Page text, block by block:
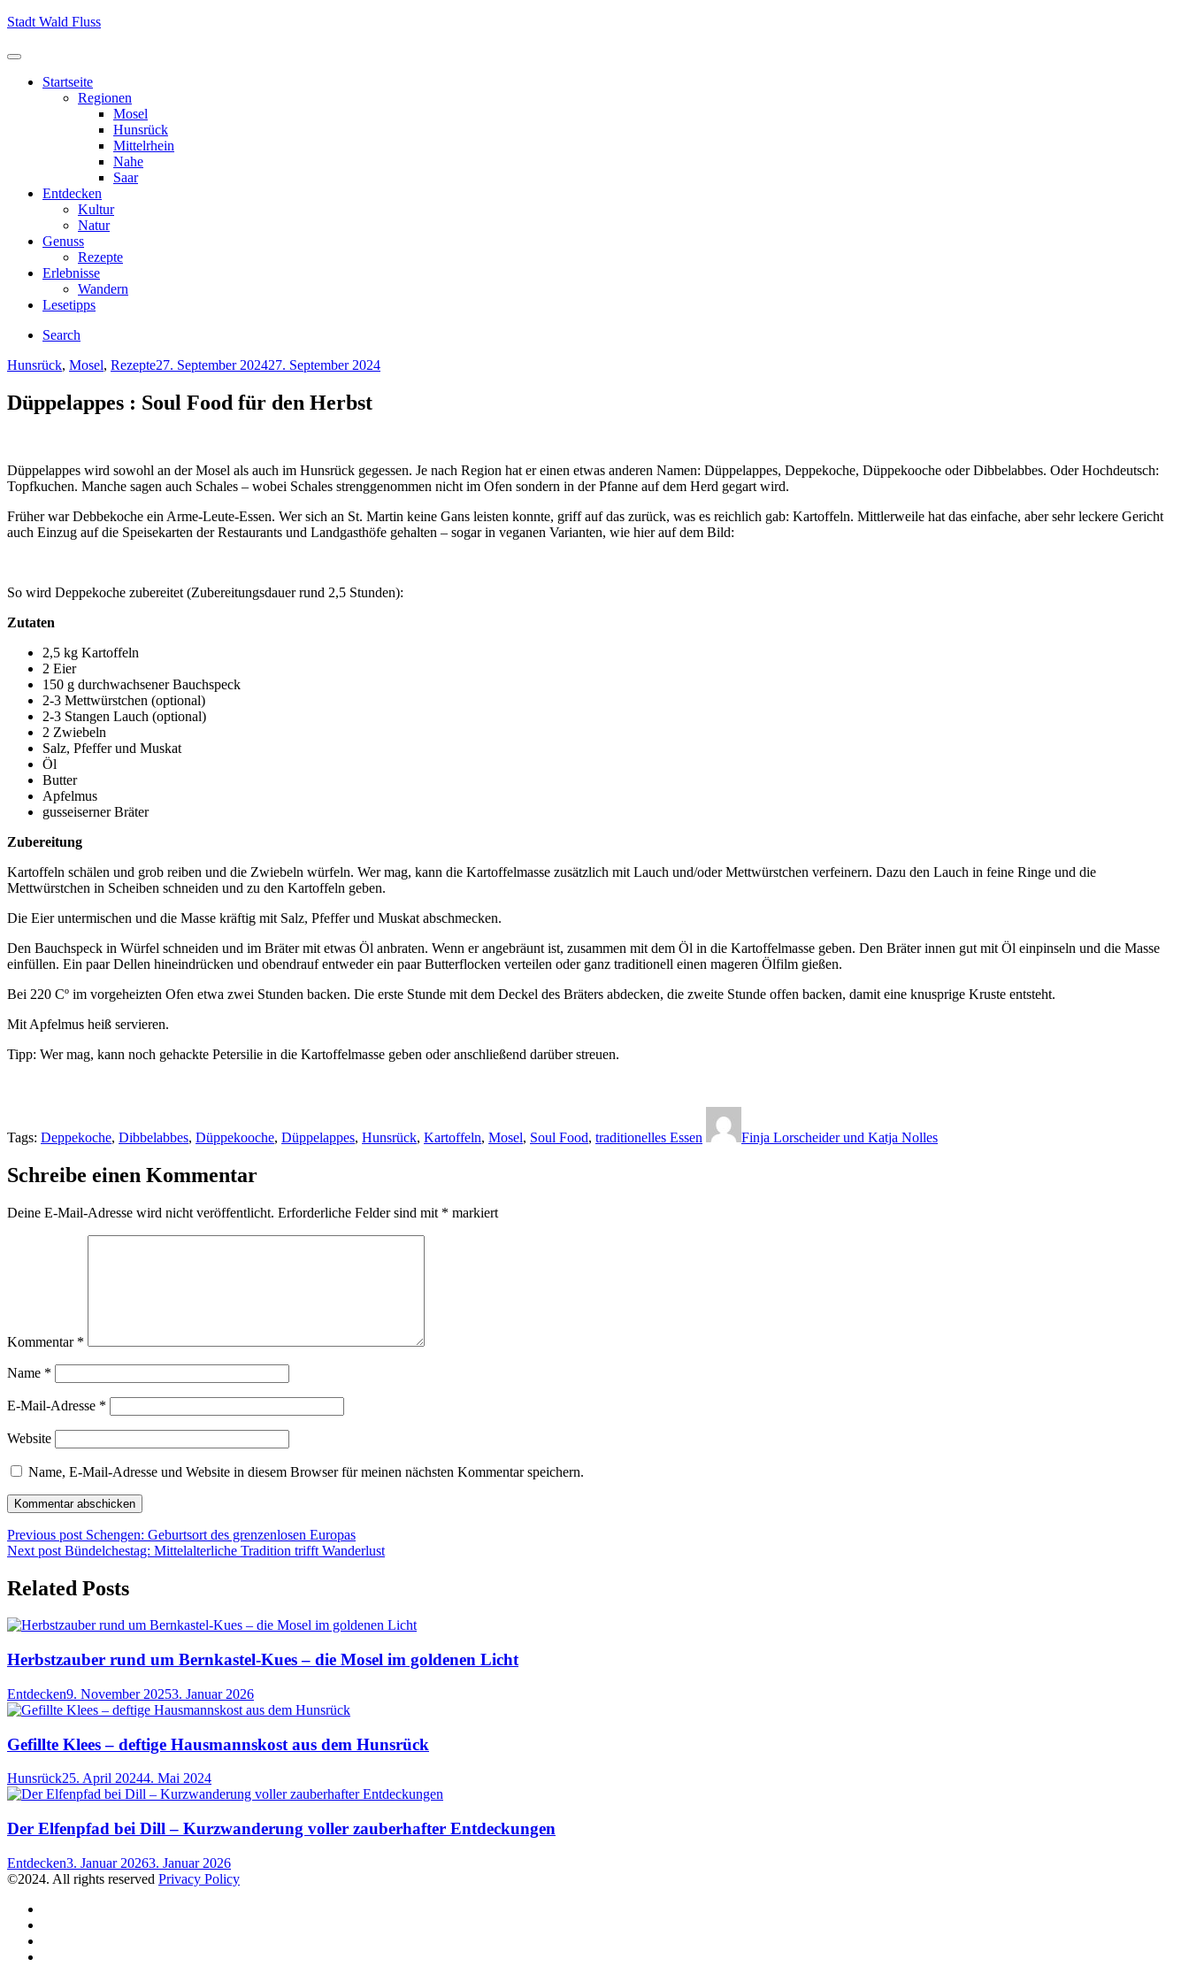
Skip
content
Stadt Wald Fluss
Menu
Startseite
Regionen
Mosel
Hunsrück
Mittelrhein
Nahe
Saar
Entdecken
Kultur
Natur
Genuss
Rezepte
Erlebnisse
Wandern
Lesetipps
Search
Categories
Hunsrück, Mosel, RezeptePosted
27. September 202427. September 2024
Düppelappes : Soul Food für den Herbst
Düppelappes wird sowohl an der Mosel als auch im Hunsrück gegessen. Je nach Region hat er einen etwas anderen Namen: Düppelappes, Deppekoche, Düppekooche oder Dibbelabbes. Oder Hochdeutsch:
Topfkuchen. Manche sagen auch Schales – wobei Schales strenggenommen nicht im Ofen sondern in der Pfanne auf dem Herd gegart wird.
Früher war Debbekoche ein Arme-Leute-Essen. Wer sich an St. Martin keine Gans leisten konnte, griff auf das zurück, was es reichlich gab: Kartoffeln. Mittlerweile hat das einfache, aber sehr leckere Gericht
auch Einzug auf die Speisekarten der Restaurants und Landgasthöfe gehalten – sogar in veganen Varianten, wie hier auf dem Bild:
So wird Deppekoche zubereitet (Zubereitungsdauer rund 2,5 Stunden):
Zutaten
2,5 kg Kartoffeln
2 Eier
150 g durchwachsener Bauchspeck
2-3 Mettwürstchen (optional)
2-3 Stangen Lauch (optional)
2 Zwiebeln
Salz, Pfeffer und Muskat
Öl
Butter
Apfelmus
gusseiserner Bräter
Zubereitung
Kartoffeln schälen und grob reiben und die Zwiebeln würfeln. Wer mag, kann die Kartoffelmasse zusätzlich mit Lauch und/oder Mettwürstchen verfeinern. Dazu den Lauch in feine Ringe und die
Mettwürstchen in Scheiben schneiden und zu den Kartoffeln geben.
Die Eier untermischen und die Masse kräftig mit Salz, Pfeffer und Muskat abschmecken.
Den Bauchspeck in Würfel schneiden und im Bräter mit etwas Öl anbraten. Wenn er angebräunt ist, zusammen mit dem Öl in die Kartoffelmasse geben. Den Bräter innen gut mit Öl einpinseln und die Masse
einfüllen. Ein paar Dellen hineindrücken und obendrauf entweder ein paar Butterflocken verteilen oder ganz traditionell einen mageren Ölfilm gießen.
Bei 220 Cº im vorgeheizten Ofen etwa zwei Stunden backen. Die erste Stunde mit dem Deckel des Bräters abdecken, die zweite Stunde offen backen, damit eine knusprige Kruste entsteht.
Mit Apfelmus heiß servieren.
Tipp: Wer mag, kann noch gehackte Petersilie in die Kartoffelmasse geben oder anschließend darüber streuen.
Tags: Deppekoche, Dibbelabbes, Düppekooche, Düppelappes, Hunsrück, Kartoffeln, Mosel, Soul Food, traditionelles Essen Finja Lorscheider und Katja Nolles
Schreibe einen Kommentar
Deine E-Mail-Adresse wird nicht veröffentlicht. Erforderliche Felder sind mit * markiert
Kommentar *
Name *
E-Mail-Adresse *
Website
Name, E-Mail-Adresse und Website in diesem Browser für meinen nächsten Kommentar speichern.
Beitragsnavigation
Previous post Previous
post:
Schengen: Geburtsort des grenzenlosen Europas
Next post Next
Bündelchestag: Mittelalterliche Tradition trifft Wanderlust
Related Posts
Herbstzauber rund um Bernkastel-Kues – die Mosel im goldenen Licht
Category
EntdeckenPosted
on
9. November 20253. Januar 2026
Gefillte Klees – deftige Hausmannskost aus dem Hunsrück
Category
HunsrückPosted
on
25. April 20244. Mai 2024
Der Elfenpfad bei Dill – Kurzwanderung voller zauberhafter Entdeckungen
Category
EntdeckenPosted
on
3. Januar 20263. Januar 2026
©2024. All rights reserved Privacy Policy